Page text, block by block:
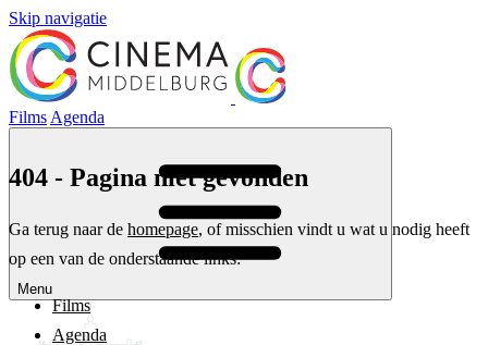
Skip navigatie
Films Agenda
Menu
404 - Pagina niet gevonden
Ga terug naar de homepage, of misschien vindt u wat u nodig heeft
op een van de onderstaande links:
Films
Agenda